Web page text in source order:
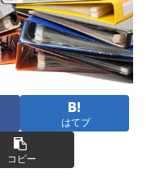
はてブ
コピー